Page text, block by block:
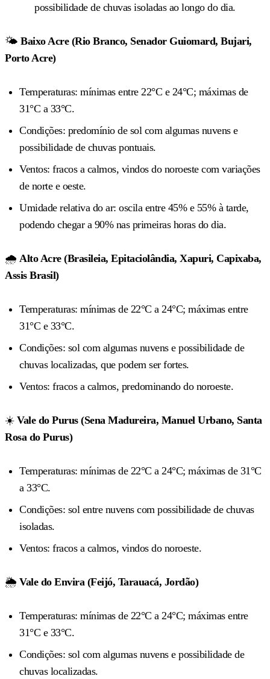
possibilidade de chuvas isoladas ao longo do dia.
🌤️ Baixo Acre (Rio Branco, Senador Guiomard, Bujari,
Porto Acre)
Temperaturas: mínimas entre 22°C e 24°C; máximas de
31°C a 33°C.
Condições: predomínio de sol com algumas nuvens e
possibilidade de chuvas pontuais.
Ventos: fracos a calmos, vindos do noroeste com variações
de norte e oeste.
Umidade relativa do ar: oscila entre 45% e 55% à tarde,
podendo chegar a 90% nas primeiras horas do dia.
🌧️ Alto Acre (Brasileia, Epitaciolândia, Xapuri, Capixaba,
Assis Brasil)
Temperaturas: mínimas de 22°C a 24°C; máximas entre
31°C e 33°C.
Condições: sol com algumas nuvens e possibilidade de
chuvas localizadas, que podem ser fortes.
Ventos: fracos a calmos, predominando do noroeste.
☀️ Vale do Purus (Sena Madureira, Manuel Urbano, Santa
Rosa do Purus)
Temperaturas: mínimas de 22°C a 24°C; máximas de 31°C
a 33°C.
Condições: sol entre nuvens com possibilidade de chuvas
isoladas.
Ventos: fracos a calmos, vindos do noroeste.
🌦️ Vale do Envira (Feijó, Tarauacá, Jordão)
Temperaturas: mínimas de 22°C a 24°C; máximas entre
31°C e 33°C.
Condições: sol com algumas nuvens e possibilidade de
chuvas localizadas.